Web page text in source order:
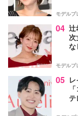
モデルプ
04 辻
次
な
モデルプ
05